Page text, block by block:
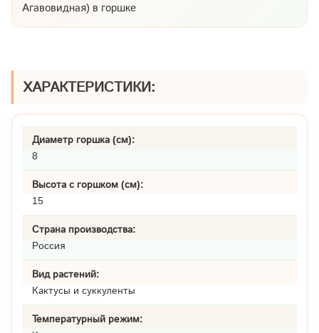
Агавовидная) в горшке
ХАРАКТЕРИСТИКИ:
Диаметр горшка (см):
8
Высота с горшком (см):
15
Страна производства:
Россия
Вид растений:
Кактусы и суккуленты
Температурный режим: